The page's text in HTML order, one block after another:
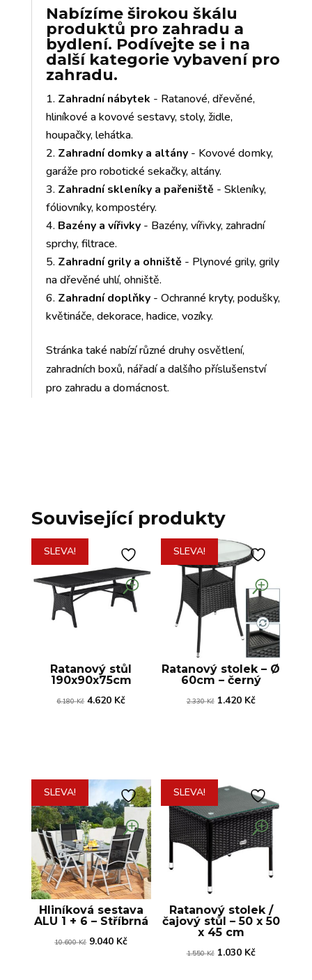
Nabízíme širokou škálu
produktů pro zahradu a
bydlení. Podívejte se i na
další kategorie vybavení pro
zahradu.
Zahradní nábytek - Ratanové, dřevěné,
hliníkové a kovové sestavy, stoly, židle,
houpačky, lehátka.
Zahradní domky a altány- Kovové domky,
garáže pro robotické sekačky, altány.
Zahradní skleníky a pařeniště - Skleníky,
fóliovníky, kompostéry.
Bazény a vířivky- Bazény, vířivky, zahradní
sprchy, filtrace.
Zahradní grily a ohniště - Plynové grily, grily
na dřevěné uhlí, ohniště.
Zahradní doplňky- Ochranné kryty, podušky,
květináče, dekorace, hadice, vozíky.
Stránka také nabízí různé druhy osvětlení,
zahradních boxů, nářadí a dalšího příslušenství
pro zahradu a domácnost.
Související produkty
SLEVA!
Ratanový stůl
190x90x75cm
6.180Kč Původní
4.620 KčAktuální
SLEVA!
Ratanový stolek – Ø
60cm – černý
2.330Kč Původní
1.420 KčAktuální
SLEVA!
Hliníková sestava
ALU 1 + 6 – Stříbrná
10.600Kč Původní
9.040 KčAktuální
SLEVA!
Ratanový stolek /
čajový stůl – 50 x 50
x 45 cm
1.550Kč Původní
1.030 KčAktuální